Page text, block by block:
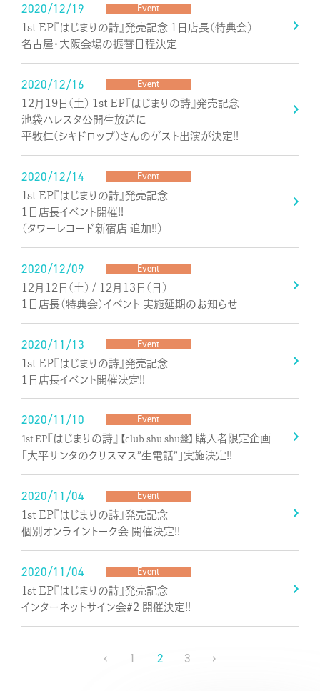
2020/12/19 Event
1st EP『はじまりの詩』発売記念 1日店長（特典会）
名古屋・大阪会場の振替日程決定
2020/12/16 Event
12月19日(土) 1st EP『はじまりの詩』発売記念
池袋ハレスタ公開生放送に
平牧仁(シキドロップ)さんのゲスト出演が決定!!
2020/12/14 Event
1st EP『はじまりの詩』発売記念
1日店長イベント開催!!
（タワーレコード新宿店 追加!!）
2020/12/09 Event
12月12日(土) / 12月13日(日)
1日店長（特典会）イベント 実施延期のお知らせ
2020/11/13 Event
1st EP『はじまりの詩』発売記念
1日店長イベント開催決定!!
2020/11/10 Event
1st EP『はじまりの詩』 【club shu shu盤】 購入者限定企画
「大平サンタのクリスマス”生電話”」実施決定!!
2020/11/04 Event
1st EP『はじまりの詩』発売記念
個別オンライントーク会 開催決定!!
2020/11/04 Event
1st EP『はじまりの詩』発売記念
インターネットサイン会＃2 開催決定!!
‹ 1 2 3 ›